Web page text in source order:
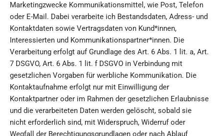
Marketingzwecke Kommunikationsmittel, wie Post, Telefon
oder E-Mail. Dabei verarbeite ich Bestandsdaten, Adress- und
Kontaktdaten sowie Vertragsdaten von Kund*innen,
Interessierten und Kommunikationspartner*innen. Die
Verarbeitung erfolgt auf Grundlage des Art. 6 Abs. 1 lit. a, Art.
7 DSGVO, Art. 6 Abs. 1 lit. f DSGVO in Verbindung mit
gesetzlichen Vorgaben für werbliche Kommunikation. Die
Kontaktaufnahme erfolgt nur mit Einwilligung der
Kontaktpartner oder im Rahmen der gesetzlichen Erlaubnisse
und die verarbeiteten Daten werden gelöscht, sobald sie
nicht erforderlich sind, mit Widerspruch, Widerruf oder
Wegfall der Berechtigungsgrundlagen oder nach Ablauf